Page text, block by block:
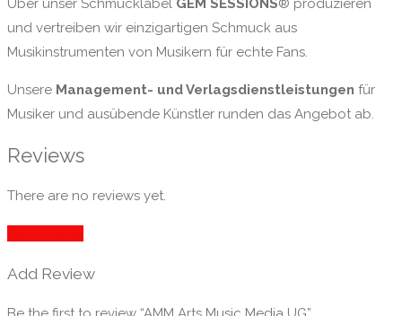
Über unser Schmucklabel GEM SESSIONS® produzieren
und vertreiben wir einzigartigen Schmuck aus
Musikinstrumenten von Musikern für echte Fans.
Unsere Management- und Verlagsdienstleistungen für
Musiker und ausübende Künstler runden das Angebot ab.
Reviews
There are no reviews yet.
Add Review